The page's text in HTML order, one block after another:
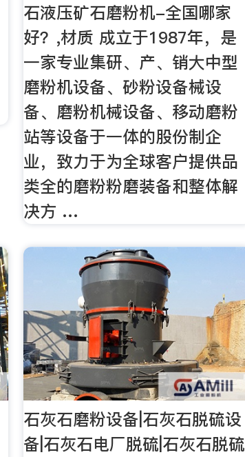
石液压矿石磨粉机-全国哪家
好？,材质 成立于1987年，是
一家专业集研、产、销大中型
磨粉机设备、砂粉设备械设
备、磨粉机械设备、移动磨粉
站等设备于一体的股份制企
业，致力于为全球客户提供品
类全的磨粉粉磨装备和整体解
决方 …
石灰石磨粉设备|石灰石脱硫设
备|石灰石电厂脱硫|石灰石脱硫